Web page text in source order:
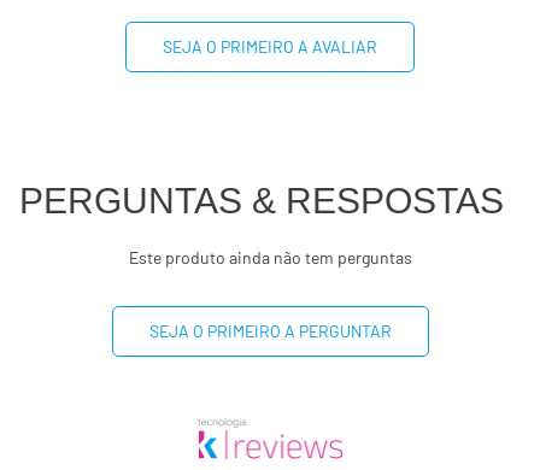
(*) Valores diários com base em uma dieta de 2000 kcal
SEJA O PRIMEIRO A AVALIAR
PERGUNTAS & RESPOSTAS
Este produto ainda não tem perguntas
SEJA O PRIMEIRO A PERGUNTAR